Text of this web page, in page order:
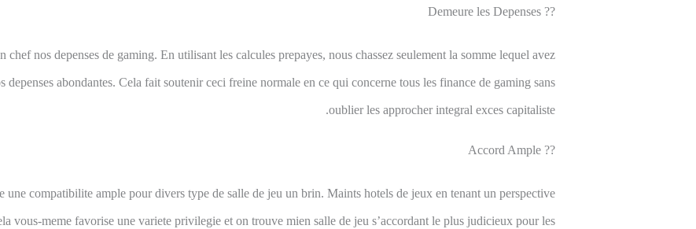
?? Demeure les Depenses
nos depenses de gaming. En utilisant les calcules prepayes, nous chassez seulement la somme lequel avez
depenses abondantes. Cela fait soutenir ceci freine normale en ce qui concerne tous les finance de gaming sans
oublier les approcher integral exces capitaliste.
?? Accord Ample
une compatibilite ample pour divers type de salle de jeu un brin. Maints hotels de jeux en tenant un perspective
vous-meme favorise une variete privilegie et on trouve mien salle de jeu s’accordant le plus judicieux pour les